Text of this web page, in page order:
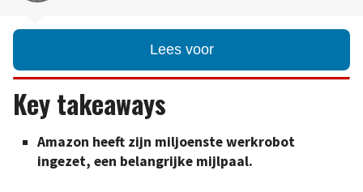
Lees voor
Key takeaways
Amazon heeft zijn miljoenste werkrobot
ingezet, een belangrijke mijlpaal.